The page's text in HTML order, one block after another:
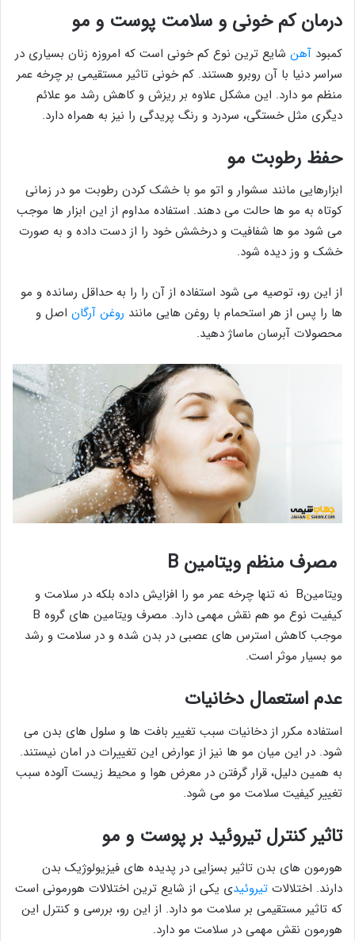
درمان کم خونی و سلامت پوست و مو
کمبود آهن شایع ترین نوع کم خونی است که امروزه زنان بسیاری در
سراسر دنیا با آن روبرو هستند. کم خونی تاثیر مستقیمی بر چرخه عمر
منظم مو دارد. این مشکل علاوه بر ریزش و کاهش رشد مو علائم
دیگری مثل خستگی، سردرد و رنگ پریدگی را نیز به همراه دارد.
حفظ رطوبت مو
ابزارهایی مانند سشوار و اتو مو با خشک کردن رطوبت مو در زمانی
کوتاه به مو ها حالت می دهند. استفاده مداوم از این ابزار ها موجب
می شود مو ها شفافیت و درخشش خود را از دست داده و به صورت
خشک و وز دیده شود.
از این رو، توصیه می شود استفاده از آن را را به حداقل رسانده و مو
ها را پس از هر استحمام با روغن هایی مانند روغن آرگان اصل و
محصولات آبرسان ماساژ دهید.
مصرف منظم ویتامین B
ویتامینB نه تنها چرخه عمر مو را افزایش داده بلکه در سلامت و
کیفیت نوع مو هم نقش مهمی دارد. مصرف ویتامین های گروه B
موجب کاهش استرس های عصبی در بدن شده و در سلامت و رشد
مو بسیار موثر است.
عدم استعمال دخانیات
استفاده مکرر از دخانیات سبب تغییر بافت ها و سلول های بدن می
شود. در این میان مو ها نیز از عوارض این تغییرات در امان نیستند.
به همین دلیل، قرار گرفتن در معرض هوا و محیط زیست آلوده سبب
تغییر کیفیت سلامت مو می شود.
تاثیر کنترل تیروئید بر پوست و مو
هورمون های بدن تاثیر بسزایی در پدیده های فیزیولوژیک بدن
دارند. اختلالات تیروئیدی یکی از شایع ترین اختلالات هورمونی است
که تاثیر مستقیمی بر سلامت مو دارد. از این رو، بررسی و کنترل این
هورمون نقش مهمی در سلامت مو دارد.